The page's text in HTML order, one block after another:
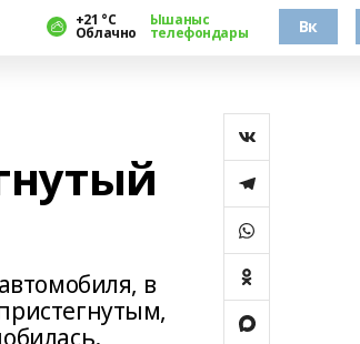
+21 °С
Облачно
Ышаныс
телефондары Вк
в